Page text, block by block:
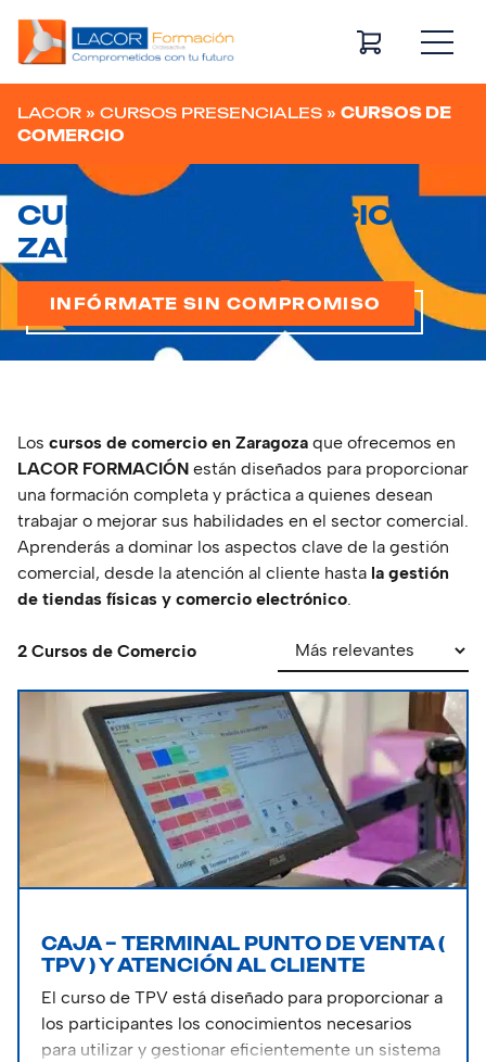
Navegación principal
LACOR » CURSOS PRESENCIALES » CURSOS DE
COMERCIO
CURSOS DE COMERCIO EN
ZARAGOZA
INFÓRMATE SIN COMPROMISO
Los cursos de comercio en Zaragoza que ofrecemos en
LACOR FORMACIÓN están diseñados para proporcionar
una formación completa y práctica a quienes desean
trabajar o mejorar sus habilidades en el sector comercial.
Aprenderás a dominar los aspectos clave de la gestión
comercial, desde la atención al cliente hasta la gestión
de tiendas físicas y comercio electrónico.
2 Cursos de Comercio
CAJA – TERMINAL PUNTO DE VENTA (
TPV ) Y ATENCIÓN AL CLIENTE
El curso de TPV está diseñado para proporcionar a
los participantes los conocimientos necesarios
para utilizar y gestionar eficientemente un sistema